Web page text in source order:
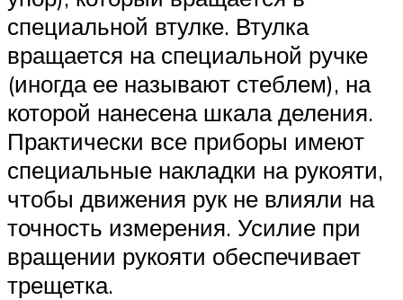
специальной втулке. Втулка
вращается на специальной ручке
(иногда ее называют стеблем), на
которой нанесена шкала деления.
Практически все приборы имеют
специальные накладки на рукояти,
чтобы движения рук не влияли на
точность измерения. Усилие при
вращении рукояти обеспечивает
трещетка.